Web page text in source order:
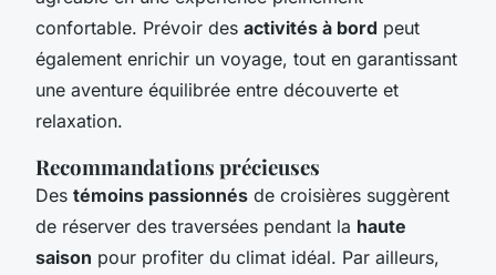
confortable. Prévoir des activités à bord peut
également enrichir un voyage, tout en garantissant
une aventure équilibrée entre découverte et
relaxation.
Recommandations précieuses
Des témoins passionnés de croisières suggèrent
de réserver des traversées pendant la haute
saison pour profiter du climat idéal. Par ailleurs,